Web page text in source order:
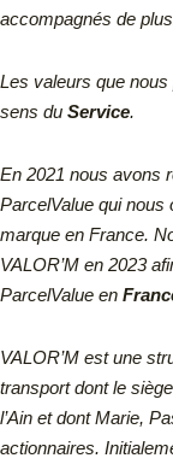
accompagnés de
Les valeurs que nous
sens du Service.
En 2021 nous avons
ParcelValue qui nous
marque en France.
VALOR’M en 2023
ParcelValue en
VALOR’M est une
transport dont le
l’Ain et dont Marie,
actionnaires.